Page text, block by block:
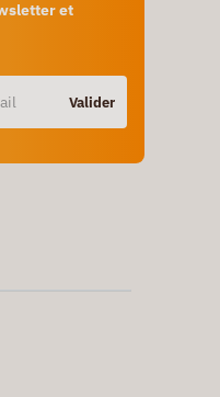
et
Valider